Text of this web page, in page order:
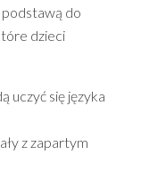
do
dzieci
uczyć się języka
z zapartym